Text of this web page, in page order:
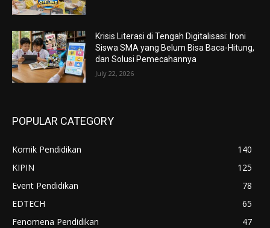
Krisis Literasi di Tengah Digitalisasi: Ironi
Siswa SMA yang Belum Bisa Baca-Hitung,
dan Solusi Pemecahannya
July 22, 2026
POPULAR CATEGORY
Komik Pendidikan
140
KIPIN
125
Event Pendidikan
78
EDTECH
65
Fenomena Pendidikan
47